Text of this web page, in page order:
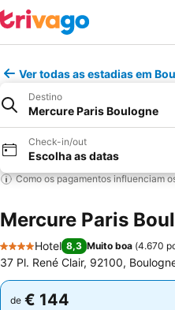
Ver todas as estadias em
Destino
Mercure Paris Boulogne
Check-in/out
Escolha as datas
Como os pagamentos influenciam
Mercure Paris
4 Estrelas
Hotel 8,3 Muito boa (4.670
37 Pl. René Clair, 92100,
de € 144
de € 144